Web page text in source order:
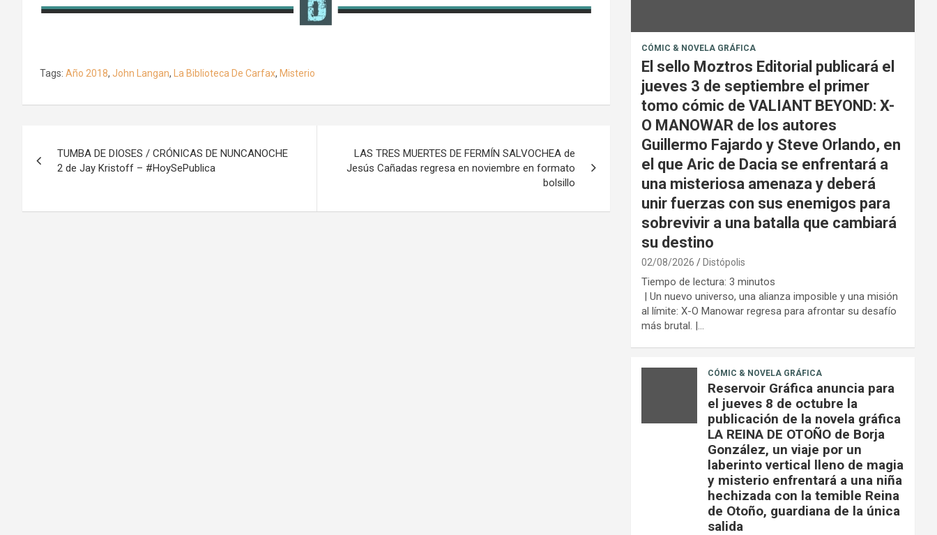
Tags: Año 2018, John Langan, La Biblioteca De Carfax, Misterio
de
TUMBA DE DIOSES / CRÓNICAS DE NUNCANOCHE
2 de Jay Kristoff – #HoySePublica
LAS TRES MUERTES DE FERMÍN SALVOCHEA de
Jesús Cañadas regresa en noviembre en formato
bolsillo
CÓMIC & NOVELA GRÁFICA
El sello Moztros Editorial publicará el
jueves 3 de septiembre el primer
tomo cómic de VALIANT BEYOND: X-
O MANOWAR de los autores
Guillermo Fajardo y Steve Orlando, en
el que Aric de Dacia se enfrentará a
una misteriosa amenaza y deberá
unir fuerzas con sus enemigos para
sobrevivir a una batalla que cambiará
su destino
02/08/2026 Distópolis
Tiempo de lectura: 3 minutos
| Un nuevo universo, una alianza imposible y una misión
al límite: X-O Manowar regresa para afrontar su desafío
más brutal. |…
CÓMIC & NOVELA GRÁFICA
Reservoir Gráfica anuncia para
el jueves 8 de octubre la
publicación de la novela gráfica
LA REINA DE OTOÑO de Borja
González, un viaje por un
laberinto vertical lleno de magia
y misterio enfrentará a una niña
hechizada con la temible Reina
de Otoño, guardiana de la única
salida